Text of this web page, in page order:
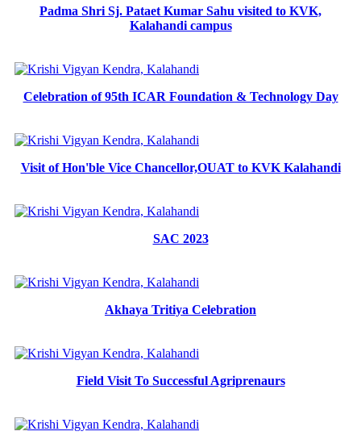
Padma Shri Sj. Pataet Kumar Sahu visited to KVK,
Kalahandi campus
Celebration of 95th ICAR Foundation & Technology Day
Visit of Hon'ble Vice Chancellor,OUAT to KVK Kalahandi
SAC 2023
Akhaya Tritiya Celebration
Field Visit To Successful Agriprenaurs